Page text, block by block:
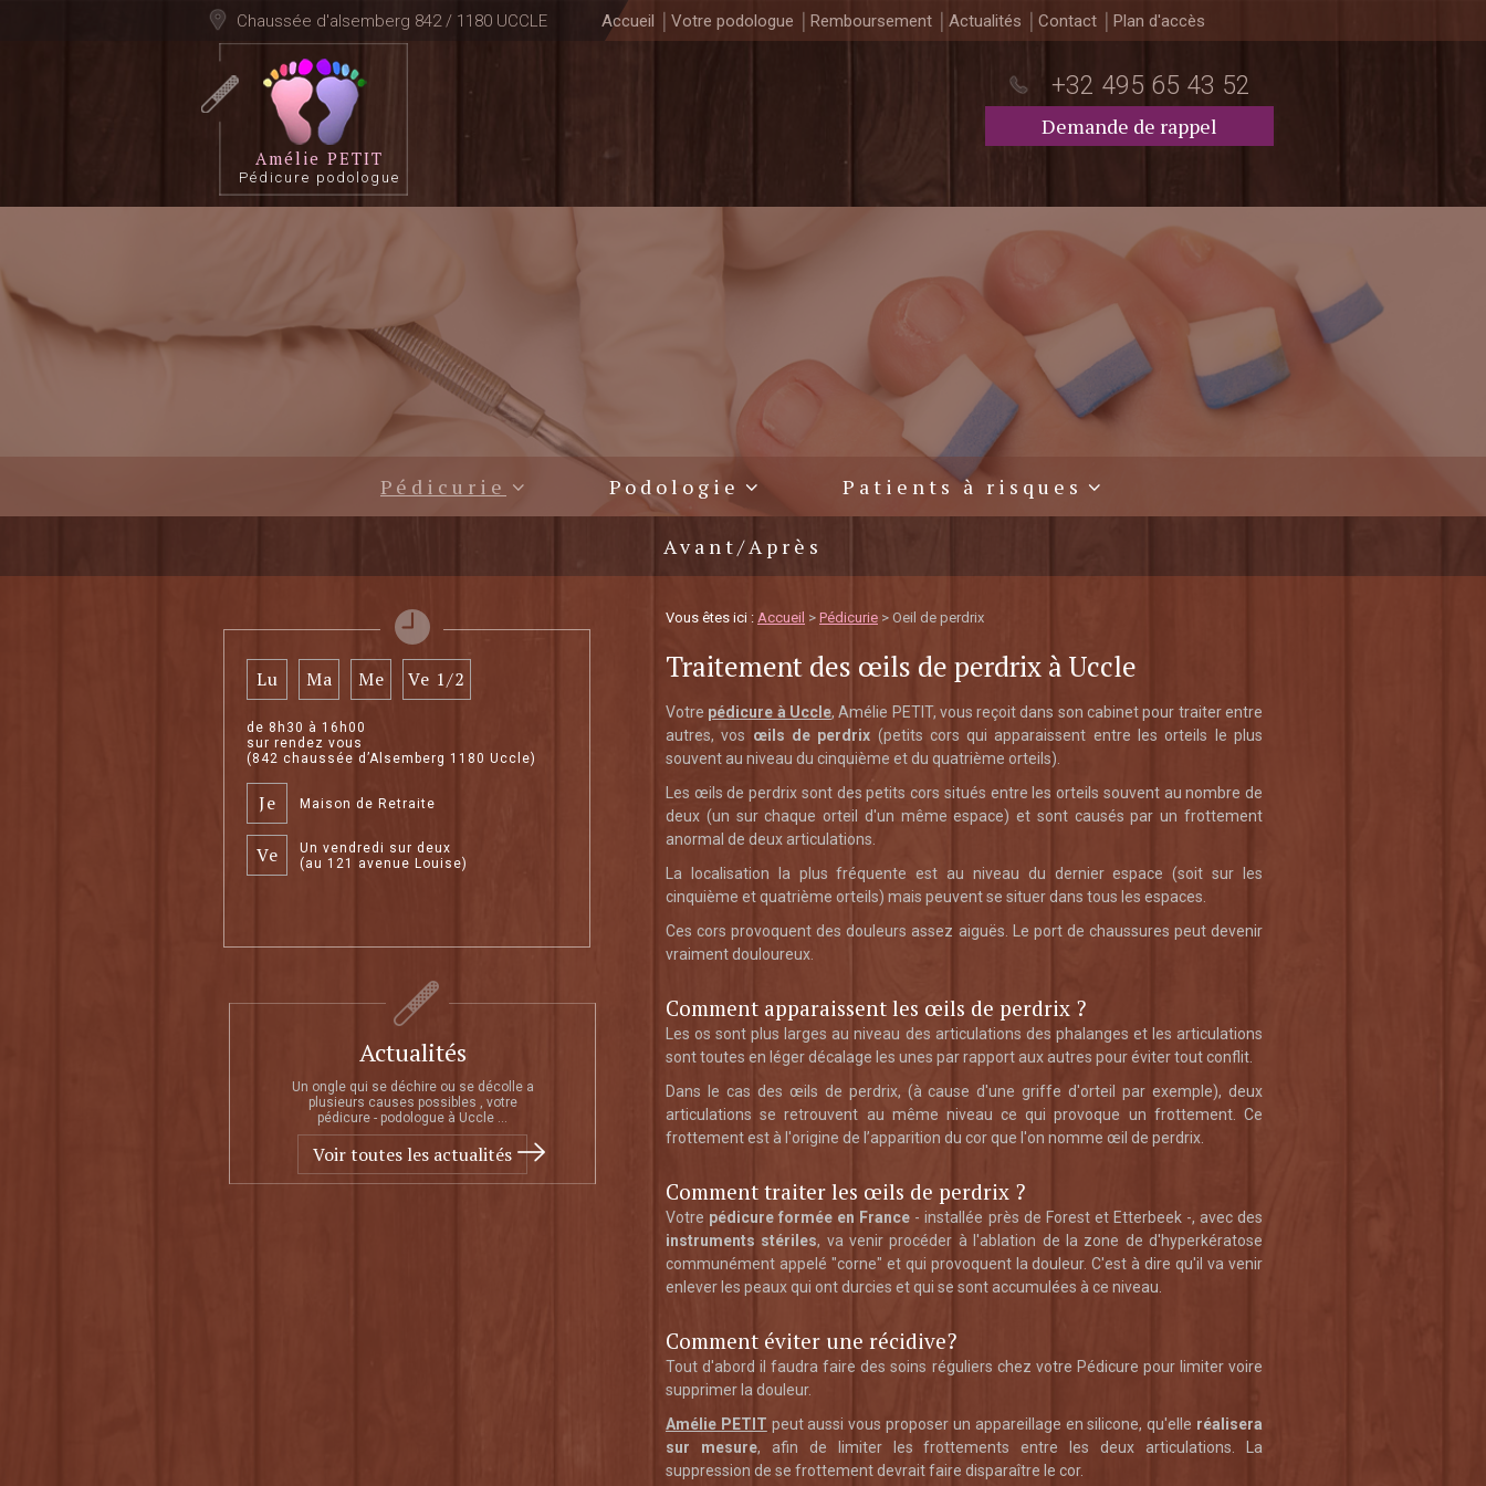
Chaussée d'alsemberg 842 / 1180 UCCLE Accueil Votre podologue Remboursement Actualités Contact Plan d'accès
Amélie PETIT
Pédicure podologue
+32 495 65 43 52
Demande de rappel
Pédicurie Podologie Patients à risques
Avant/Après
Vous êtes ici : Accueil > Pédicurie > Oeil de perdrix
Traitement des œils de perdrix à Uccle
Votre pédicure à Uccle, Amélie PETIT, vous reçoit dans son cabinet pour traiter entre
autres, vos œils de perdrix (petits cors qui apparaissent entre les orteils le plus
souvent au niveau du cinquième et du quatrième orteils).
Les œils de perdrix sont des petits cors situés entre les orteils souvent au nombre de
deux (un sur chaque orteil d'un même espace) et sont causés par un frottement
anormal de deux articulations.
La localisation la plus fréquente est au niveau du dernier espace (soit sur les
cinquième et quatrième orteils) mais peuvent se situer dans tous les espaces.
Ces cors provoquent des douleurs assez aiguës. Le port de chaussures peut devenir
vraiment douloureux.
Comment apparaissent les œils de perdrix ?
Les os sont plus larges au niveau des articulations des phalanges et les articulations
sont toutes en léger décalage les unes par rapport aux autres pour éviter tout conflit.
Dans le cas des œils de perdrix, (à cause d'une griffe d'orteil par exemple), deux
articulations se retrouvent au même niveau ce qui provoque un frottement. Ce
frottement est à l'origine de l’apparition du cor que l'on nomme œil de perdrix.
Comment traiter les œils de perdrix ?
Votre pédicure formée en France - installée près de Forest et Etterbeek -, avec des
instruments stériles, va venir procéder à l'ablation de la zone de d'hyperkératose
communément appelé "corne" et qui provoquent la douleur. C'est à dire qu'il va venir
enlever les peaux qui ont durcies et qui se sont accumulées à ce niveau.
Comment éviter une récidive?
Tout d'abord il faudra faire des soins réguliers chez votre Pédicure pour limiter voire
supprimer la douleur.
Amélie PETIT peut aussi vous proposer un appareillage en silicone, qu'elle réalisera
sur mesure, afin de limiter les frottements entre les deux articulations. La
suppression de se frottement devrait faire disparaître le cor.
Lu Ma Me Ve 1/2
de 8h30 à 16h00
sur rendez vous
(842 chaussée d’Alsemberg 1180 Uccle)
Je Maison de Retraite
Ve
Un vendredi sur deux
(au 121 avenue Louise)
Actualités
Un ongle qui se déchire ou se décolle a
plusieurs causes possibles , votre
pédicure - podologue à Uccle ...
Voir toutes les actualités